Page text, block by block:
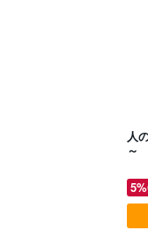
人
～